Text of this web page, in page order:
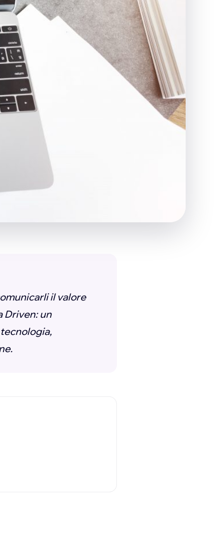
il valore
Driven: un